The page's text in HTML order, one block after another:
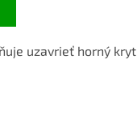
uzavrieť horný kryt